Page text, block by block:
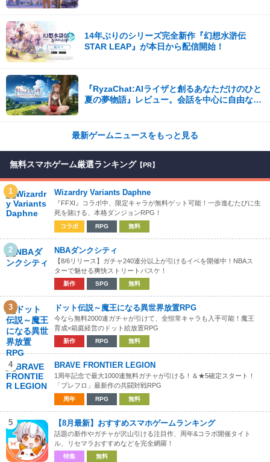
14年ぶりのシリーズ完全新作『幻想水滸伝
STAR LEAP』が本日から配信開始！
『RyzaChat:AIライザと創るあなただけのひと
夏の夢物語』レビュー。会話を中心に自由な冒
最新ゲームニュースをもっと見る
無料スマホゲーム厳選ランキング 【PR】
1 Wizardry Variants Daphne
『FFXI』コラボ中、限定キャラが無料ゲット可能！一歩進むたびに生
死を賭ける、本格ダンジョンRPG！
コラボ RPG 無料
2 NBAダンクシティ
【8/6リリース】ガチャ240連分以上が引けるイベを開催中！NBAス
ターで魅せる爽快ストリートバスケ！
新作 SPG 無料
3 ドット伝説～魔王になる異世界放置RPG
今なら無料2000連ガチャが引けて、全恒常キャラも入手可能！魔王
育成×箱庭経営のドット絵放置RPG
新作 RPG 無料
4 BRAVE FRONTIER LEGION
1周年記念で最大1000連無料ガチャが引ける！＆★5確定スタート！
「ブレフロ」最新作の共闘対戦RPG
周年 RPG 無料
5 【8月最新】おすすめスマホゲームランキング
話題の新作やガチャが沢山引ける注目作、周年&コラボ開催タイト
ル、リセマラおすすめなどを完全網羅！
特集 無料